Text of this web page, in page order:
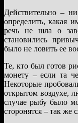
Действительно –
определить, какая
речь не шла о
становились
было не ловить ее
Те, кто был готов
монету – если та
Некоторые
открытом воздухе,
случае рыбу было
сторонятся – так же